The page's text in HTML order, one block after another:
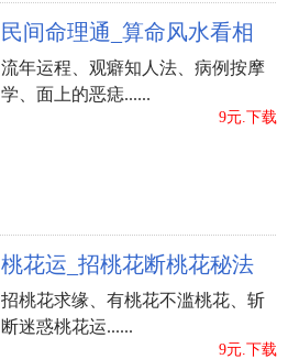
民间命理通_算命风水看相
流年运程、观癖知人法、病例按摩
学、面上的恶痣......
9元.下载
桃花运_招桃花断桃花秘法
招桃花求缘、有桃花不滥桃花、斩
断迷惑桃花运......
9元.下载